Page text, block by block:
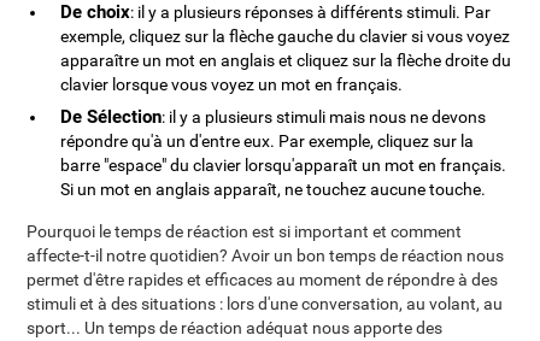
De choix: il y a plusieurs réponses à différents stimuli. Par
exemple, cliquez sur la flèche gauche du clavier si vous voyez
apparaître un mot en anglais et cliquez sur la flèche droite du
clavier lorsque vous voyez un mot en français.
De Sélection: il y a plusieurs stimuli mais nous ne devons
répondre qu'à un d'entre eux. Par exemple, cliquez sur la
barre "espace" du clavier lorsqu'apparaît un mot en français.
Si un mot en anglais apparaît, ne touchez aucune touche.
Pourquoi le temps de réaction est si important et comment
affecte-t-il notre quotidien? Avoir un bon temps de réaction nous
permet d'être rapides et efficaces au moment de répondre à des
stimuli et à des situations : lors d'une conversation, au volant, au
sport... Un temps de réaction adéquat nous apporte des